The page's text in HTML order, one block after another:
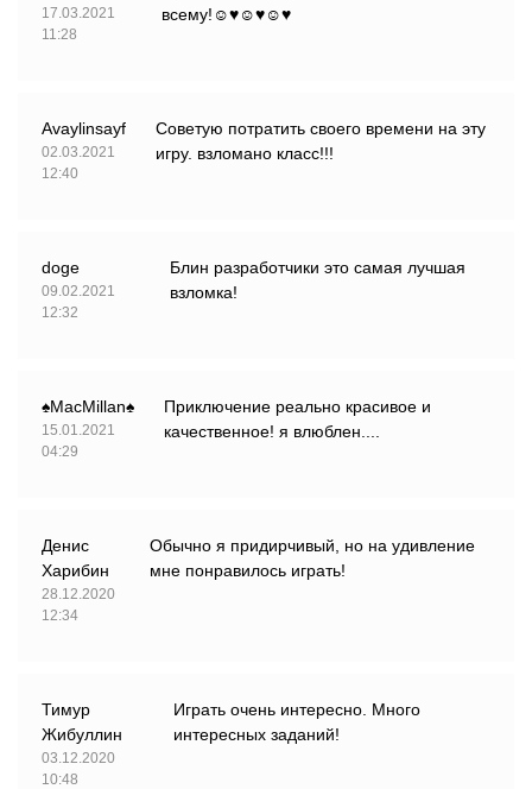
17.03.2021
11:28
всему!☺♥☺♥☺♥
Avaylinsayf
02.03.2021
12:40
Советую потратить своего времени на эту
игру. взломано класс!!!
doge
09.02.2021
12:32
Блин разработчики это самая лучшая
взломка!
♠MacMillan♠
15.01.2021
04:29
Приключение реально красивое и
качественное! я влюблен....
Денис
Харибин
28.12.2020
12:34
Обычно я придирчивый, но на удивление
мне понравилось играть!
Тимур
Жибуллин
03.12.2020
10:48
Играть очень интересно. Много
интересных заданий!